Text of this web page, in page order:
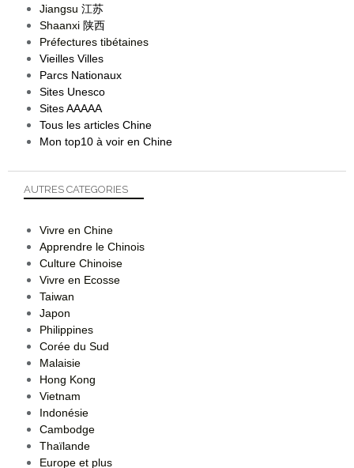
Jiangsu 江苏
Shaanxi 陕西
Préfectures tibétaines
Vieilles Villes
Parcs Nationaux
Sites Unesco
Sites AAAAA
Tous les articles Chine
Mon top10 à voir en Chine
AUTRES CATEGORIES
Vivre en Chine
Apprendre le Chinois
Culture Chinoise
Vivre en Ecosse
Taiwan
Japon
Philippines
Corée du Sud
Malaisie
Hong Kong
Vietnam
Indonésie
Cambodge
Thaïlande
Europe et plus